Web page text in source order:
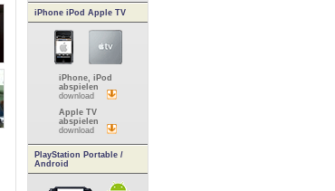
iPhone iPod Apple TV
iPhone, iPod
abspielen
download
Apple TV
abspielen
download
PlayStation Portable /
Android